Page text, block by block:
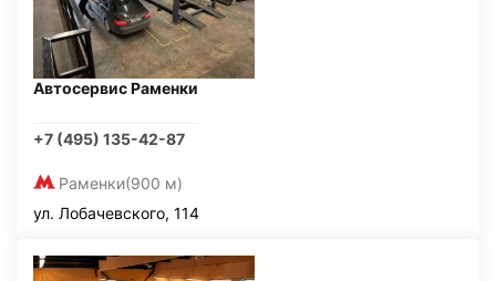
Автосервис Раменки
+7 (495) 135-42-87
Раменки(900 м)
ул. Лобачевского, 114